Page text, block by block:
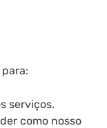
serviços.
como nosso